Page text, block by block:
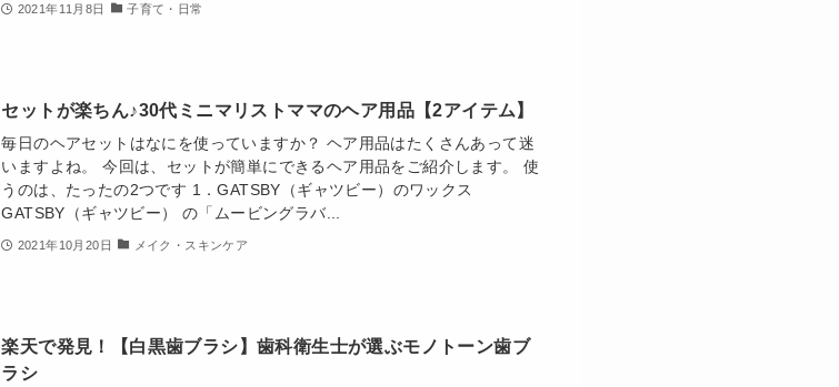
2021年11月8日 子育て・日常
セットが楽ちん♪30代ミニマリストママのヘア用品【2アイテム】
毎日のヘアセットはなにを使っていますか？ ヘア用品はたくさんあって迷
いますよね。 今回は、セットが簡単にできるヘア用品をご紹介します。 使
うのは、たったの2つです 1．GATSBY（ギャツビー）のワックス
GATSBY（ギャツビー） の「ムービングラバ...
2021年10月20日 メイク・スキンケア
楽天で発見！【白黒歯ブラシ】歯科衛生士が選ぶモノトーン歯ブ
ラシ